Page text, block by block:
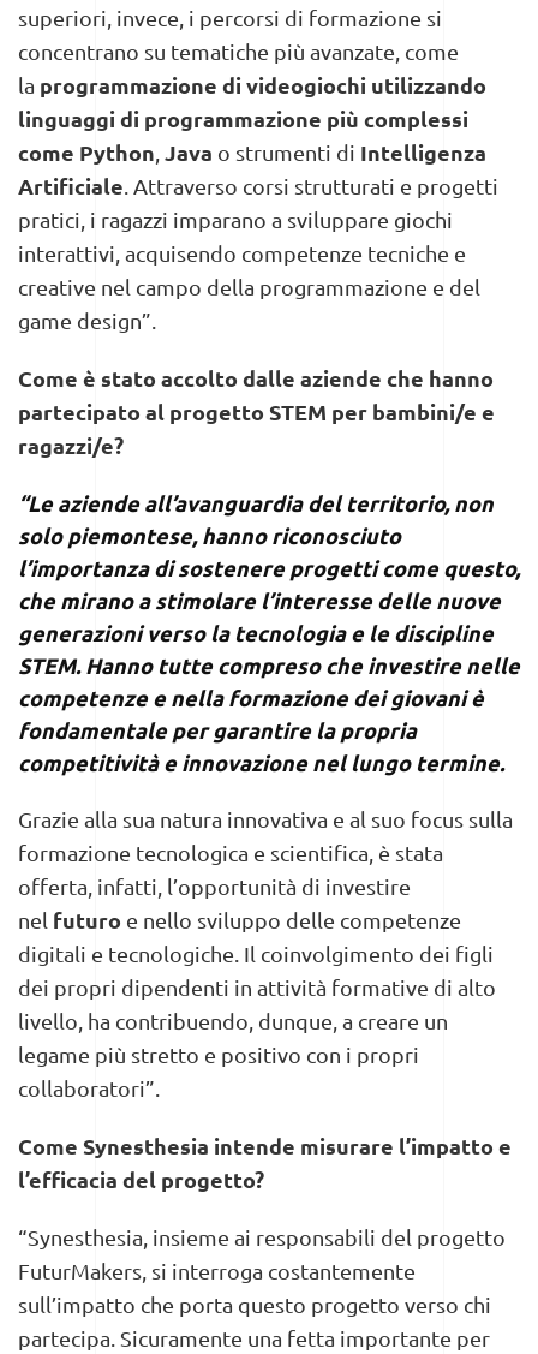
superiori, invece, i percorsi di formazione si
concentrano su tematiche più avanzate, come
la programmazione di videogiochi utilizzando
linguaggi di programmazione più complessi
come Python Java o strumenti di Intelligenza
Artificiale . Attraverso corsi strutturati e progetti
pratici, i ragazzi imparano a sviluppare giochi
interattivi, acquisendo competenze tecniche e
creative nel campo della programmazione e del
game design”.
Come è stato accolto dalle aziende che hanno
partecipato al progetto STEM per bambini/e e
ragazzi/e?
“Le aziende all’avanguardia del territorio, non
solo piemontese, hanno riconosciuto
l’importanza di sostenere progetti come questo,
che mirano a stimolare l’interesse delle nuove
generazioni verso la tecnologia e le discipline
STEM. Hanno tutte compreso che investire nelle
competenze e nella formazione dei giovani è
fondamentale per garantire la propria
competitività e innovazione nel lungo termine.
Grazie alla sua natura innovativa e al suo focus sulla
formazione tecnologica e scientifica, è stata
offerta, infatti, l’opportunità di investire
nel futuro e nello sviluppo delle competenze
digitali e tecnologiche. Il coinvolgimento dei figli
dei propri dipendenti in attività formative di alto
livello, ha contribuendo, dunque, a creare un
legame più stretto e positivo con i propri
collaboratori”.
Come Synesthesia intende misurare l’impatto e
l’efficacia del progetto?
“Synesthesia, insieme ai responsabili del progetto
FuturMakers, si interroga costantemente
sull’impatto che porta questo progetto verso chi
partecipa. Sicuramente una fetta importante per